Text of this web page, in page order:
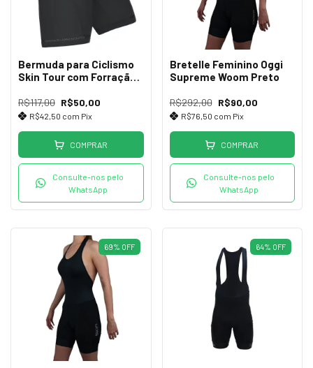
Bermuda para Ciclismo
Skin Tour com Forração
R$117,00 R$50,00
R$42,50 com Pix
COMPRAR
Consulte-nos pelo
WhatsApp
Bretelle Feminino Oggi
Supreme Woom Preto
R$292,00 R$90,00
R$76,50 com Pix
COMPRAR
Consulte-nos pelo
WhatsApp
69% OFF 64% OFF